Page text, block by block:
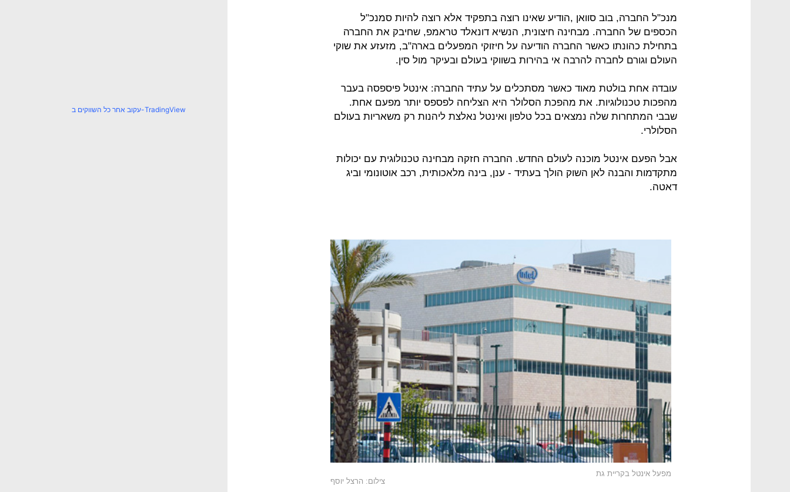
מנכ"ל החברה, בוב סוואן ,הודיע שאינו רוצה בתפקיד אלא רוצה להיות סמנכ"ל
הכספים של החברה. מבחינה חיצונית, הנשיא דונאלד טראמפ, שחיבק את החברה
בתחילת כהונתו כאשר החברה הודיעה על חיזוקי המפעלים בארה"ב, מזעזע את שוקי
העולם וגורם לחברה להרבה אי בהירות בשווקי בעולם ובעיקר מול סין.
עובדה אחת בולטת מאוד כאשר מסתכלים על עתיד החברה: אינטל פיספסה בעבר
מהפכות טכנולוגיות. את מהפכת הסלולר היא הצליחה לפספס יותר מפעם אחת.
שבבי המתחרות שלה נמצאים בכל טלפון ואינטל נאלצת ליהנות רק משאריות בעולם
הסלולרי.
אבל הפעם אינטל מוכנה לעולם החדש. החברה חזקה מבחינה טכנולוגית עם יכולות
מתקדמות והבנה לאן השוק הולך בעתיד - ענן, בינה מלאכותית, רכב אוטונומי וביג
דאטה.
מפעל אינטל בקריית גת
צילום: הרצל יוסף
עקוב אחר כל השווקים ב-TradingView